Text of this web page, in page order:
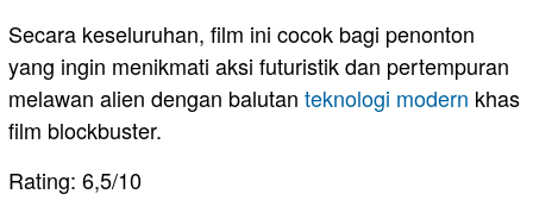
Secara keseluruhan, film ini cocok bagi penonton
yang ingin menikmati aksi futuristik dan pertempuran
melawan alien dengan balutan teknologi modern khas
film blockbuster.
Rating: 6,5/10